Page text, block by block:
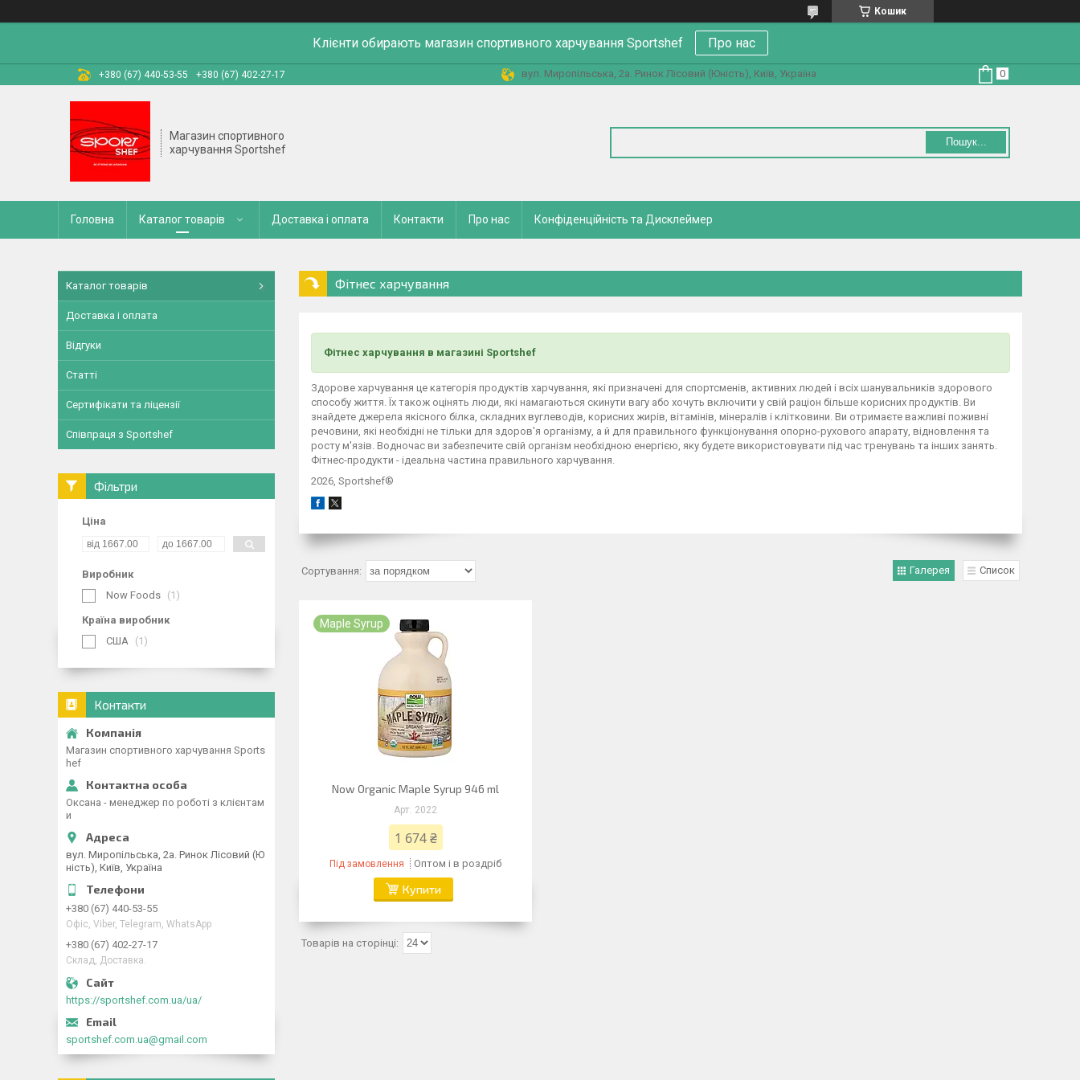
Кошик
Клієнти обирають магазин спортивного харчування Sportshef Про нас
+380 (67) 440-53-55 +380 (67) 402-27-17 вул. Миропільська, 2а. Ринок Лісовий (Юність), Київ, Україна
Магазин спортивного
харчування Sportshef
Пошук...
Головна Каталог товарів Доставка і оплата Контакти Про нас Конфіденційність та Дисклеймер
Фітнес харчування
Фітнес харчування в магазині Sportshef
Здорове харчування це категорія продуктів харчування, які призначені для спортсменів, активних людей і всіх шанувальників здорового
способу життя. Їх також оцінять люди, які намагаються скинути вагу або хочуть включити у свій раціон більше корисних продуктів. Ви
знайдете джерела якісного білка, складних вуглеводів, корисних жирів, вітамінів, мінералів і клітковини. Ви отримаєте важливі поживні
речовини, які необхідні не тільки для здоров'я організму, а й для правильного функціонування опорно-рухового апарату, відновлення та
росту м'язів. Водночас ви забезпечите свій організм необхідною енергією, яку будете використовувати під час тренувань та інших занять.
Фітнес-продукти - ідеальна частина правильного харчування.
2026, Sportshef®
Галерея Список
Maple Syrup
Now Organic Maple Syrup 946 ml
2022
1 674 ₴
Під замовлення Оптом і в роздріб
Купити
Каталог товарів
Доставка і оплата
Відгуки
Статті
Сертифікати та ліцензії
Співпраця з Sportshef
Фільтри
Ціна
Виробник
Now Foods
1
Країна виробник
США
1
Контакти
Магазин спортивного харчування Sports
hef
Оксана - менеджер по роботі з клієнтам
и
вул. Миропільська, 2а. Ринок Лісовий (Ю
ність), Київ, Україна
+380 (67) 440-53-55
Офіс, Viber, Telegram, WhatsApp
+380 (67) 402-27-17
Склад, Доставка.
https://sportshef.com.ua/ua/
sportshef.com.ua@gmail.com